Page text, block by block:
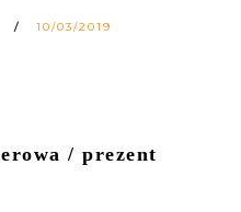
10/03/2019
/ prezent